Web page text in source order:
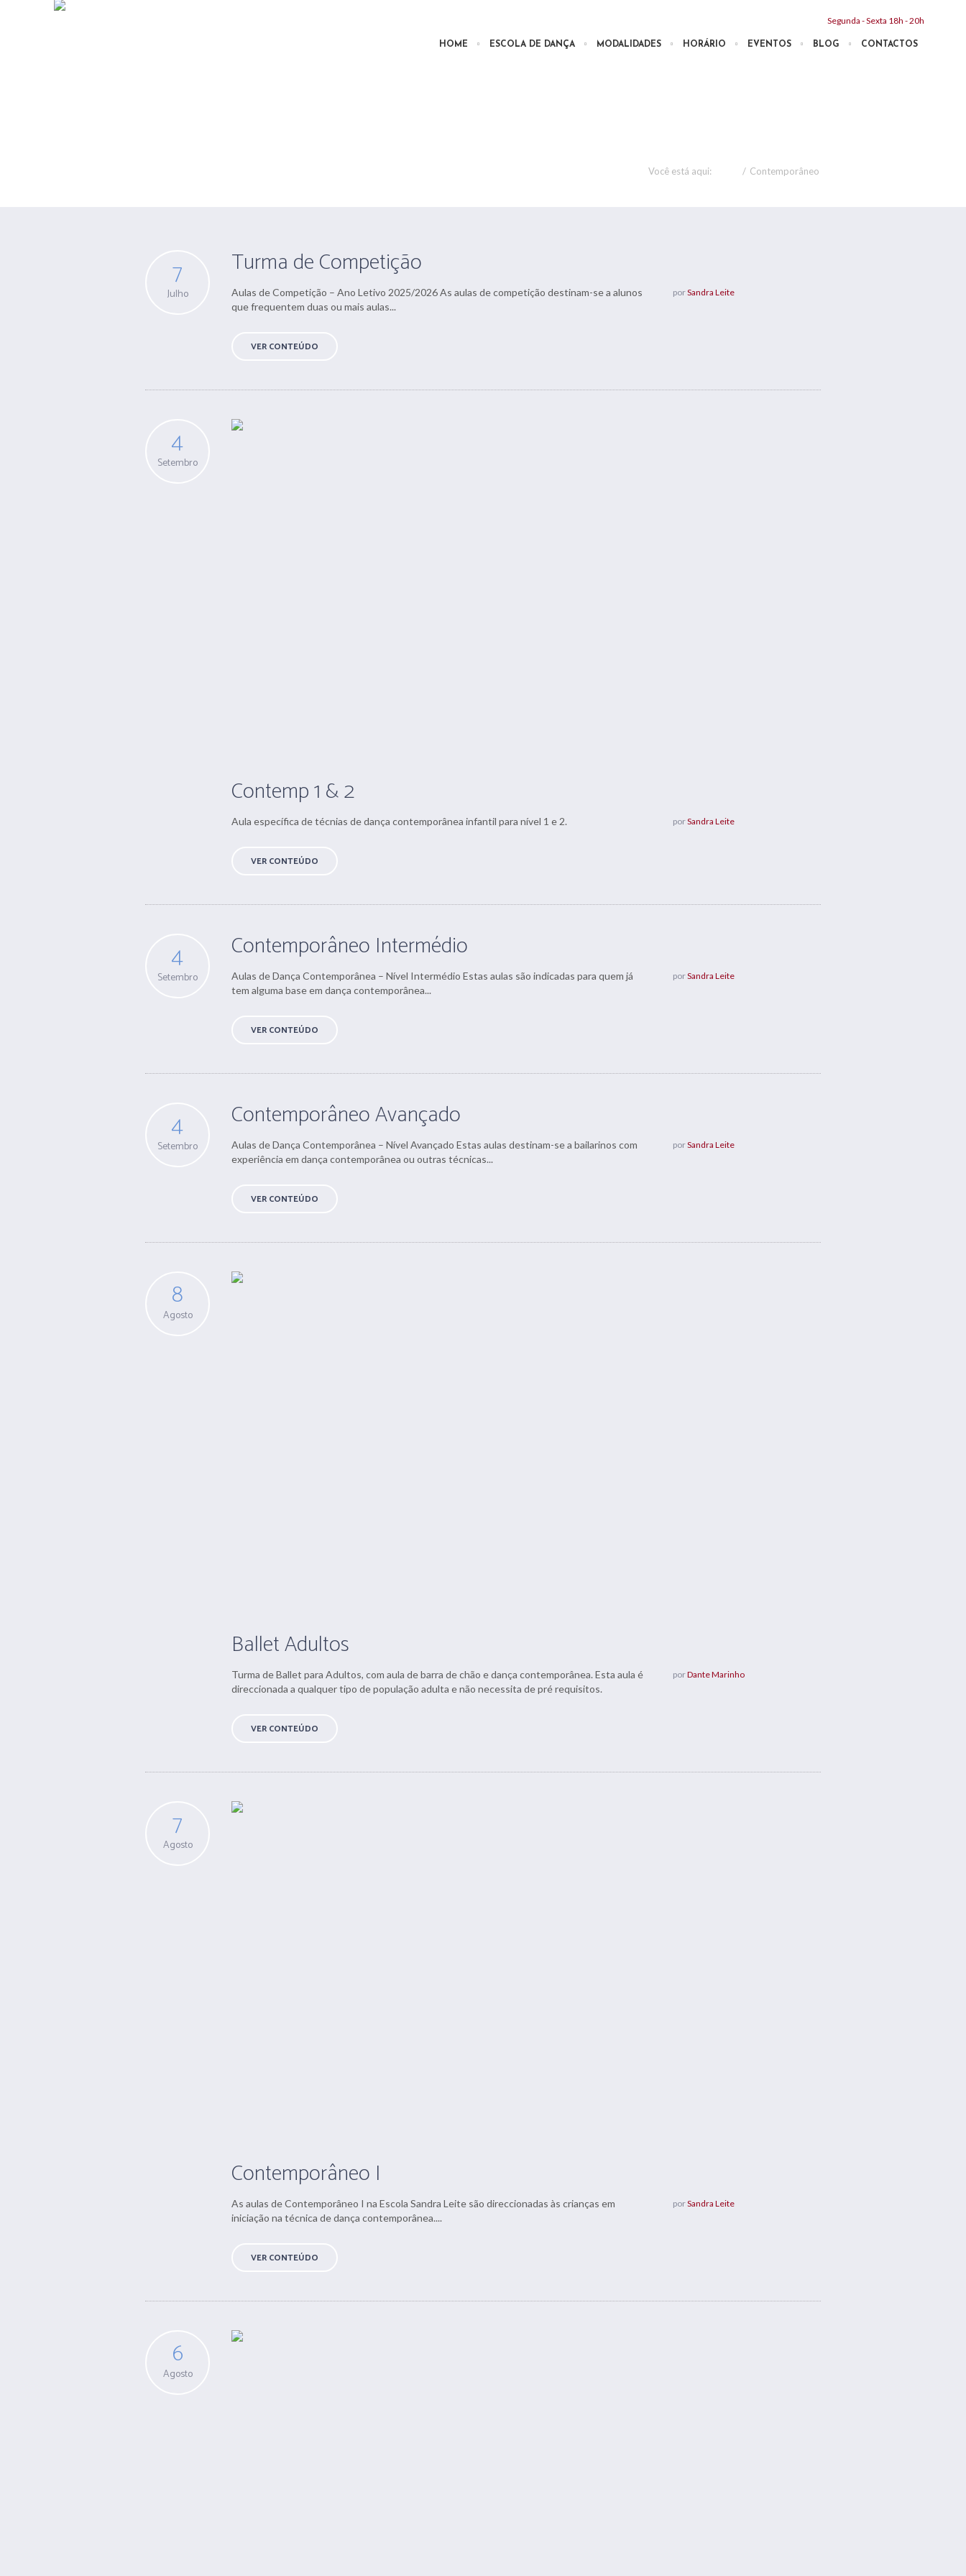
Segunda - Sexta 18h - 20h
HOME ESCOLA DE DANÇA MODALIDADES HORÁRIO EVENTOS BLOG CONTACTOS
Você está aqui: / Contemporâneo
7
Julho
Turma de Competição
porSandra Leite
Aulas de Competição – Ano Letivo 2025/2026 As aulas de competição destinam-se a alunos
que frequentem duas ou mais aulas...
VER CONTEÚDO
4
Setembro
Contemp 1 & 2
porSandra Leite
Aula específica de técnias de dança contemporânea infantil para nível 1 e 2.
VER CONTEÚDO
4
Setembro
Contemporâneo Intermédio
porSandra Leite
Aulas de Dança Contemporânea – Nível Intermédio Estas aulas são indicadas para quem já
tem alguma base em dança contemporânea...
VER CONTEÚDO
4
Setembro
Contemporâneo Avançado
porSandra Leite
Aulas de Dança Contemporânea – Nível Avançado Estas aulas destinam-se a bailarinos com
experiência em dança contemporânea ou outras técnicas...
VER CONTEÚDO
8
Agosto
Ballet Adultos
porDante Marinho
Turma de Ballet para Adultos, com aula de barra de chão e dança contemporânea. Esta aula é
direccionada a qualquer tipo de população adulta e não necessita de pré requisitos.
VER CONTEÚDO
7
Agosto
Contemporâneo I
porSandra Leite
As aulas de Contemporâneo I na Escola Sandra Leite são direccionadas às crianças em
iniciação na técnica de dança contemporânea....
VER CONTEÚDO
6
Agosto